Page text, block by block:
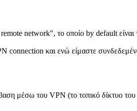
network", το οποίο by default είναι
και ενώ είμαστε
μέσω του VPN (το τοπικό δίκτυο